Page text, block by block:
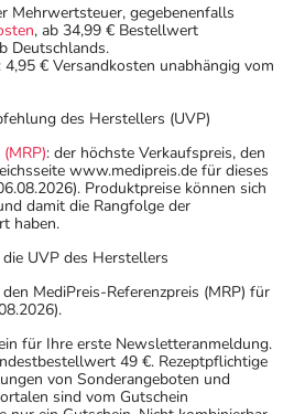
Mehrwertsteuer, gegebenenfalls
, ab 34,99 € Bestellwert
Deutschlands.
€ Versandkosten unabhängig vom
des Herstellers (UVP)
: der höchste Verkaufspreis, den
www.medipreis.de für dieses
Produktpreise können sich
damit die Rangfolge der
haben.
UVP des Herstellers
MediPreis-Referenzpreis (MRP) für
für Ihre erste Newsletteranmeldung.
49 €. Rezeptpflichtige
von Sonderangeboten und
sind vom Gutschein